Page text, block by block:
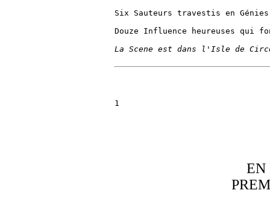
Six Sauteurs travestis en
Douze Influence heureuses qui
La Scene est dans l'Isle de
1
EN